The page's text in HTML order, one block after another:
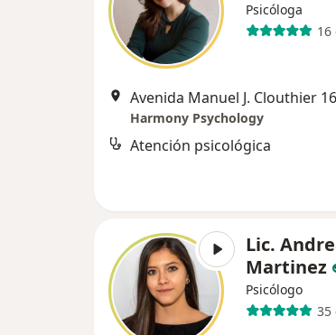
Psicóloga
16
Harmony Psychology
Atención psicológica
Lic.
Martinez
Psicólogo
35